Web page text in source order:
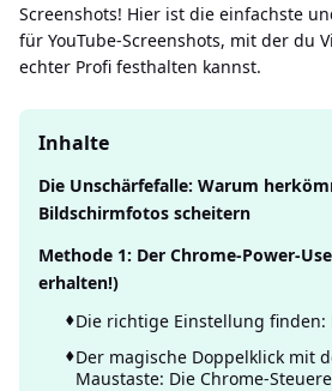
Screenshots! Hier ist die einfachste
für YouTube-Screenshots, mit der du
echter Profi festhalten kannst.
Inhalte
Die Unschärfefalle: Warum
Bildschirmfotos scheitern
Methode 1: Der Chrome-Power-
erhalten!)
Die richtige Einstellung finden:
Der magische Doppelklick mit
Maustaste: Die Chrome-